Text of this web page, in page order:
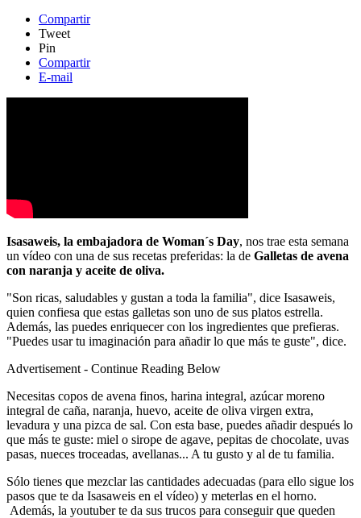
Compartir
Tweet
Pin
Compartir
E-mail
Isasaweis, la embajadora de Woman´s Day, nos trae esta semana
un vídeo con una de sus recetas preferidas: la de Galletas de avena
con naranja y aceite de oliva.
"Son ricas, saludables y gustan a toda la familia", dice Isasaweis,
quien confiesa que estas galletas son uno de sus platos estrella.
Además, las puedes enriquecer con los ingredientes que prefieras.
"Puedes usar tu imaginación para añadir lo que más te guste", dice.
Advertisement - Continue Reading Below
Necesitas copos de avena finos, harina integral, azúcar moreno
integral de caña, naranja, huevo, aceite de oliva virgen extra,
levadura y una pizca de sal. Con esta base, puedes añadir después lo
que más te guste: miel o sirope de agave, pepitas de chocolate, uvas
pasas, nueces troceadas, avellanas... A tu gusto y al de tu familia.
Sólo tienes que mezclar las cantidades adecuadas (para ello sigue los
pasos que te da Isasaweis en el vídeo) y meterlas en el horno.
Además, la youtuber te da sus trucos para conseguir que queden